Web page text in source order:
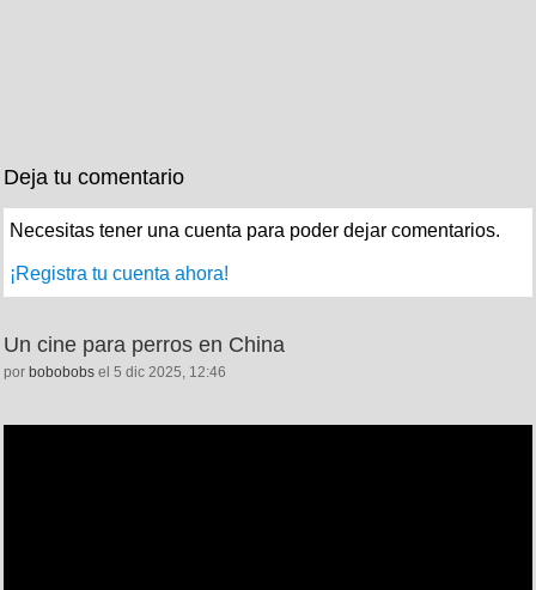
Deja tu comentario
Necesitas tener una cuenta para poder dejar comentarios.
¡Registra tu cuenta ahora!
Un cine para perros en China
por bobobobs el 5 dic 2025, 12:46